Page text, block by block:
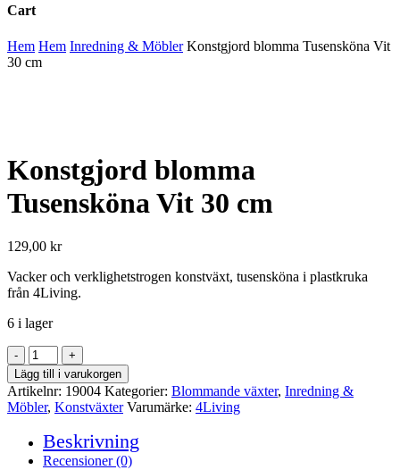
Cart
Close
Cart
Hem Hem Inredning & Möbler Konstgjord blomma Tusensköna Vit
30 cm
Konstgjord blomma
Tusensköna Vit 30 cm
129,00 kr
Vacker och verklighetstrogen konstväxt, tusensköna i plastkruka
från 4Living.
6 i lager
Konstgjord
blomma
Tusensköna
Vit
30
cm
mängd
Lägg till i varukorgen
Artikelnr: 19004 Kategorier: Blommande växter, Inredning &
Möbler, Konstväxter Varumärke: 4Living
Beskrivning
Recensioner (0)